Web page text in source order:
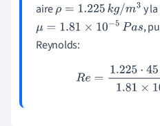
aireρ=1.225kg/m3
y
μ=1.81×10 −5 Pas
,
Reynolds:
Re=1.225⋅45⋅1.5